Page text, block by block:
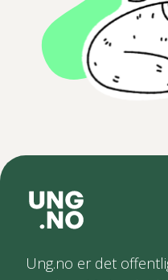
Ung.no er det